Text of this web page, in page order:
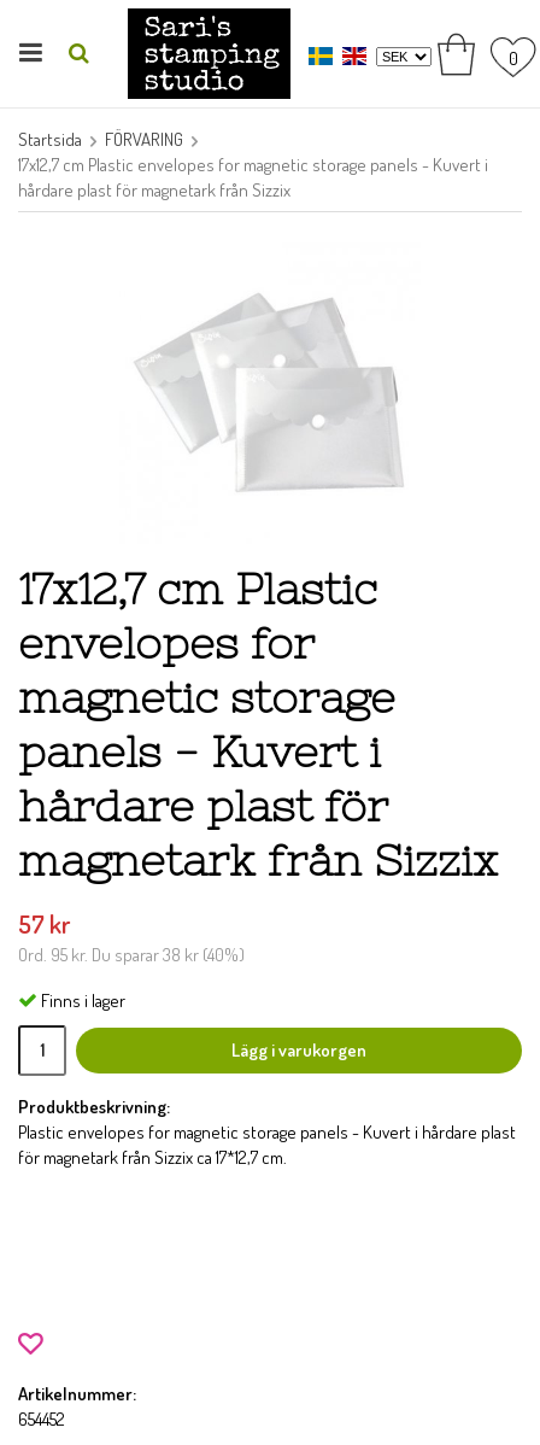
0
Startsida
FÖRVARING
17x12,7 cm Plastic envelopes for magnetic storage panels - Kuvert i
hårdare plast för magnetark från Sizzix
17x12,7 cm Plastic
envelopes for
magnetic storage
panels - Kuvert i
hårdare plast för
magnetark från Sizzix
57 kr
Ord. 95 kr. Du sparar38 kr (40%)
Finns i lager
Lägg i varukorgen
Produktbeskrivning:
Plastic envelopes for magnetic storage panels - Kuvert i hårdare plast
för magnetark från Sizzix ca 17*12,7 cm.
Artikelnummer:
654452